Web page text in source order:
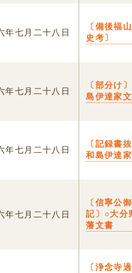
年七月二十八日
〔備後福
史考〕
年七月二十八日
〔部分け
島伊達家
年七月二十八日
〔記録書
和島伊達
年七月二十八日
〔信寧公
記〕○大分
藩文書
〔浄念寺